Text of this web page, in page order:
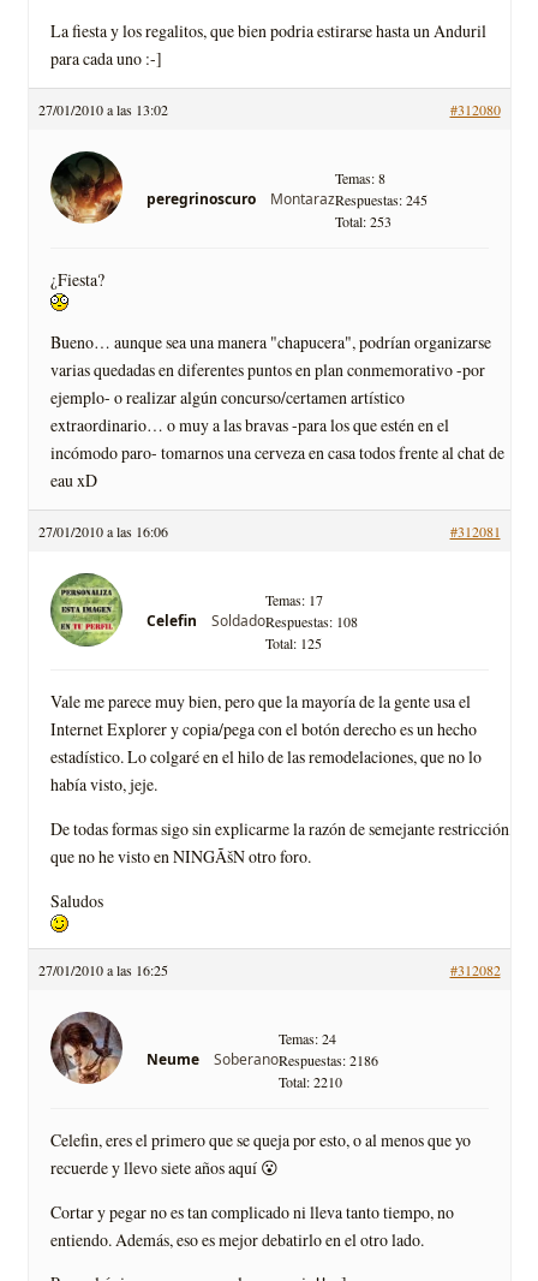
La fiesta y los regalitos, que bien podria estirarse hasta un Anduril
para cada uno :-]
27/01/2010 a las 13:02 #312080
peregrinoscuro Montaraz
Temas: 8
Respuestas: 245
Total: 253
¿Fiesta?
Bueno… aunque sea una manera "chapucera", podrían organizarse
varias quedadas en diferentes puntos en plan conmemorativo -por
ejemplo- o realizar algún concurso/certamen artístico
extraordinario… o muy a las bravas -para los que estén en el
incómodo paro- tomarnos una cerveza en casa todos frente al chat de
eau xD
27/01/2010 a las 16:06 #312081
Celefin Soldado
Temas: 17
Respuestas: 108
Total: 125
Vale me parece muy bien, pero que la mayoría de la gente usa el
Internet Explorer y copia/pega con el botón derecho es un hecho
estadístico. Lo colgaré en el hilo de las remodelaciones, que no lo
había visto, jeje.
De todas formas sigo sin explicarme la razón de semejante restricción,
que no he visto en NINGÃšN otro foro.
Saludos
27/01/2010 a las 16:25 #312082
Neume Soberano
Temas: 24
Respuestas: 2186
Total: 2210
Celefin, eres el primero que se queja por esto, o al menos que yo
recuerde y llevo siete años aquí 😮
Cortar y pegar no es tan complicado ni lleva tanto tiempo, no
entiendo. Además, eso es mejor debatirlo en el otro lado.